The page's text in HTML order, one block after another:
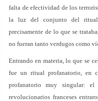
falta de efectividad de los
la luz del conjunto del ritual
precisamente de lo que se
no fueran tanto verdugos como
Entrando en materia, lo que se
fue un ritual profanatorio, en
profanatorio muy singular:
revolucionarios franceses